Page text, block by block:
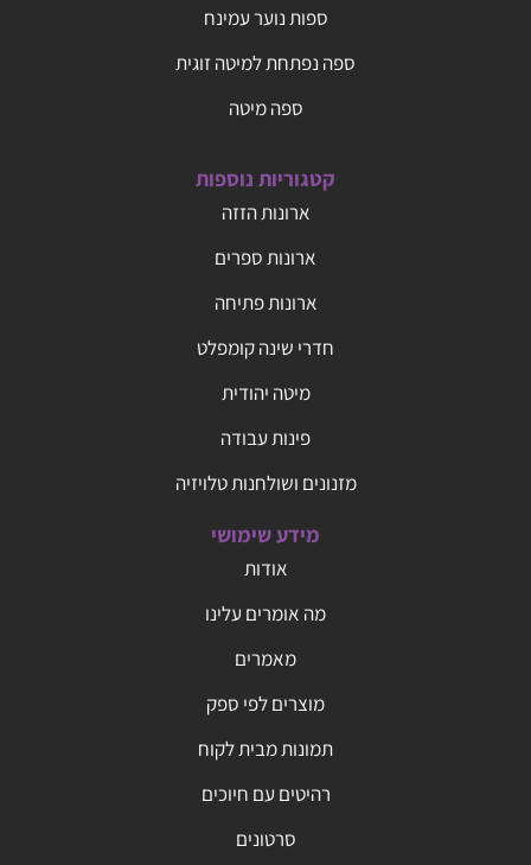
ספות נוער עמינח
ספה נפתחת למיטה זוגית
ספה מיטה
קטגוריות נוספות
ארונות הזזה
ארונות ספרים
ארונות פתיחה
חדרי שינה קומפלט
מיטה יהודית
פינות עבודה
מזנונים ושולחנות טלויזיה
מידע שימושי
אודות
מה אומרים עלינו
מאמרים
מוצרים לפי ספק
תמונות מבית לקוח
רהיטים עם חיוכים
סרטונים